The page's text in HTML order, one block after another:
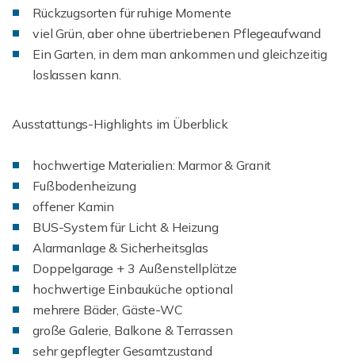
Rückzugsorten für ruhige Momente
viel Grün, aber ohne übertriebenen Pflegeaufwand
Ein Garten, in dem man ankommen und gleichzeitig
loslassen kann.
Ausstattungs-Highlights im Überblick
hochwertige Materialien: Marmor & Granit
Fußbodenheizung
offener Kamin
BUS-System für Licht & Heizung
Alarmanlage & Sicherheitsglas
Doppelgarage + 3 Außenstellplätze
hochwertige Einbauküche optional
mehrere Bäder, Gäste-WC
große Galerie, Balkone & Terrassen
sehr gepflegter Gesamtzustand